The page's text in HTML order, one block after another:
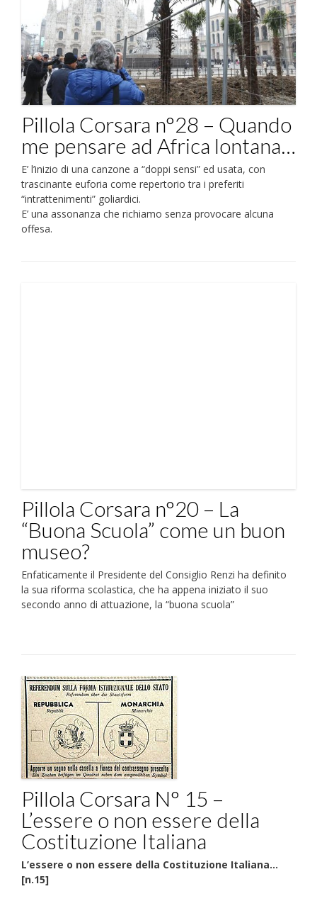
Pillola Corsara n°28 – Quando
me pensare ad Africa lontana…
E’ l’inizio di una canzone a “doppi sensi” ed usata, con
trascinante euforia come repertorio tra i preferiti
“intrattenimenti” goliardici.
E’ una assonanza che richiamo senza provocare alcuna
offesa.
Pillola Corsara n°20 – La
“Buona Scuola” come un buon
museo?
Enfaticamente il Presidente del Consiglio Renzi ha definito
la sua riforma scolastica, che ha appena iniziato il suo
secondo anno di attuazione, la “buona scuola”
Pillola Corsara N° 15 –
L’essere o non essere della
Costituzione Italiana
L’essere o non essere della Costituzione Italiana…
[n.15]